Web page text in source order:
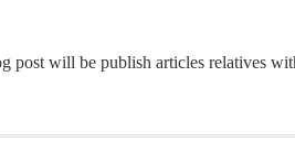
post will be publish articles relatives